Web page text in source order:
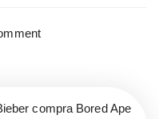
compra Bored Ape